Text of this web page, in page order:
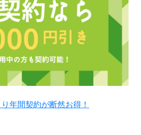
年間契約が断然お得！